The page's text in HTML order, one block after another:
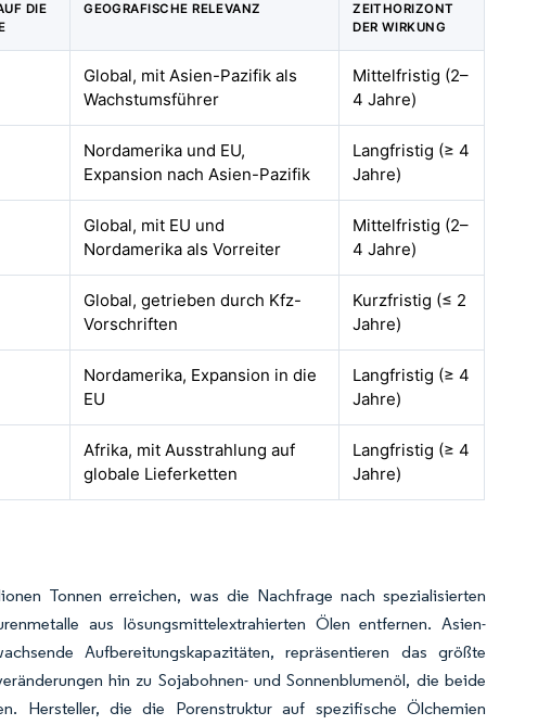
DIE
GEOGRAFISCHE RELEVANZ
ZEITHORIZONT
DER WIRKUNG
Global, mit Asien-Pazifik als
Wachstumsführer
Mittelfristig (2–
4 Jahre)
Nordamerika und EU,
Expansion nach Asien-Pazifik
Langfristig (≥ 4
Jahre)
Global, mit EU und
Nordamerika als Vorreiter
Mittelfristig (2–
4 Jahre)
Global, getrieben durch Kfz-
Vorschriften
Kurzfristig (≤ 2
Jahre)
Nordamerika, Expansion in die
EU
Langfristig (≥ 4
Jahre)
Afrika, mit Ausstrahlung auf
globale Lieferketten
Langfristig (≥ 4
Jahre)
Tonnen erreichen, was die Nachfrage nach spezialisierten
aus lösungsmittelextrahierten Ölen entfernen. Asien-
Aufbereitungskapazitäten, repräsentieren das größte
hin zu Sojabohnen- und Sonnenblumenöl, die beide
Hersteller, die die Porenstruktur auf spezifische Ölchemien